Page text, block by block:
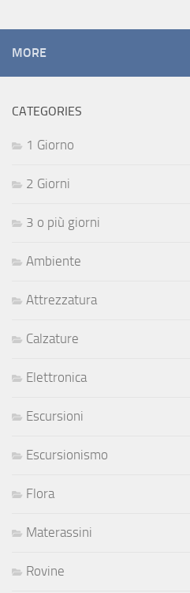
MORE
CATEGORIES
1 Giorno
2 Giorni
3 o più giorni
Ambiente
Attrezzatura
Calzature
Elettronica
Escursioni
Escursionismo
Flora
Materassini
Rovine